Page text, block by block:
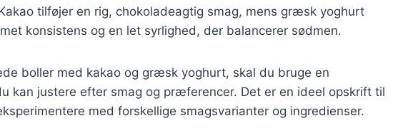
tilføjer en rig, chokoladeagtig smag, mens græsk yoghurt
konsistens og en let syrlighed, der balancerer sødmen.
boller med kakao og græsk yoghurt, skal du bruge en
kan justere efter smag og præferencer. Det er en ideel opskrift til
med forskellige smagsvarianter og ingredienser.